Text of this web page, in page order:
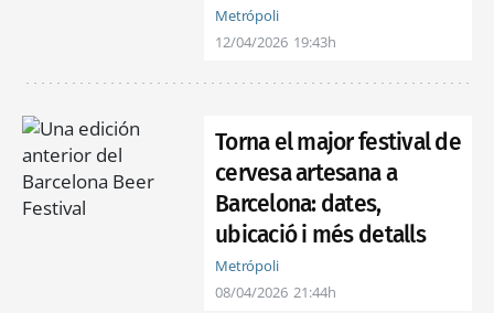
Metrópoli
12/04/2026 19:43h
Torna el major festival de
cervesa artesana a
Barcelona: dates,
ubicació i més detalls
Metrópoli
08/04/2026 21:44h